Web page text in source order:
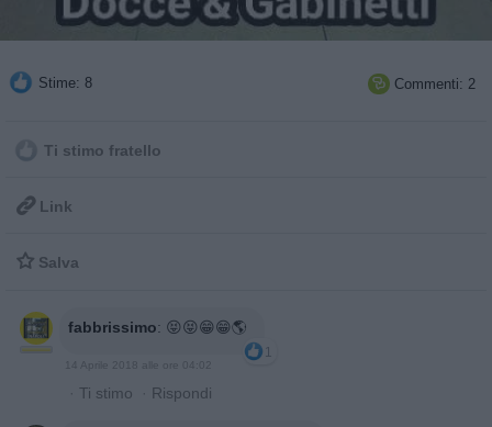
Stime: 8  Commenti: 2
Ti stimo fratello
 Link
 Salva
fabbrissimo: 😝😝😁😁🌎
1
14 Aprile 2018 alle ore 04:02
· Ti stimo · Rispondi